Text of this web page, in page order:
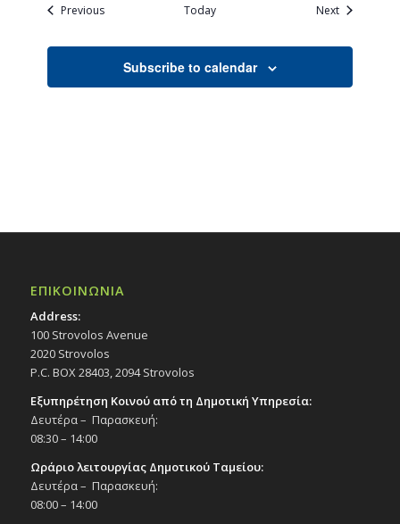
PreviousEvents Today NextEvents
Subscribe to calendar
ΕΠΙΚΟΙΝΩΝΙΑ
Address:
100 Strovolos Avenue
2020 Strovolos
P.C. BOX 28403, 2094 Strovolos
Εξυπηρέτηση Κοινού από τη Δημοτική Υπηρεσία:
Δευτέρα – Παρασκευή:
08:30 – 14:00
Ωράριο λειτουργίας Δημοτικού Ταμείου:
Δευτέρα – Παρασκευή:
08:00 – 14:00